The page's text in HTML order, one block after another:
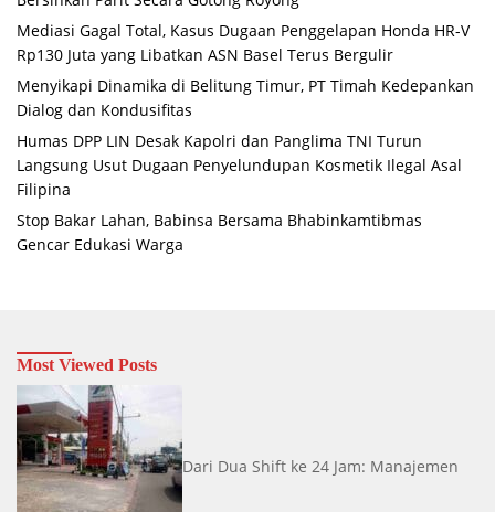
Mediasi Gagal Total, Kasus Dugaan Penggelapan Honda HR-V
Rp130 Juta yang Libatkan ASN Basel Terus Bergulir
Menyikapi Dinamika di Belitung Timur, PT Timah Kedepankan
Dialog dan Kondusifitas
Humas DPP LIN Desak Kapolri dan Panglima TNI Turun
Langsung Usut Dugaan Penyelundupan Kosmetik Ilegal Asal
Filipina
Stop Bakar Lahan, Babinsa Bersama Bhabinkamtibmas
Gencar Edukasi Warga
Most Viewed Posts
Dari Dua Shift ke 24 Jam: Manajemen